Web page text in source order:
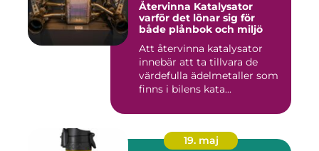
Återvinna Katalysator
varför det lönar sig för
både plånbok och miljö
Att återvinna katalysator
innebär att ta tillvara de
värdefulla ädelmetaller som
finns i bilens kata...
19. maj